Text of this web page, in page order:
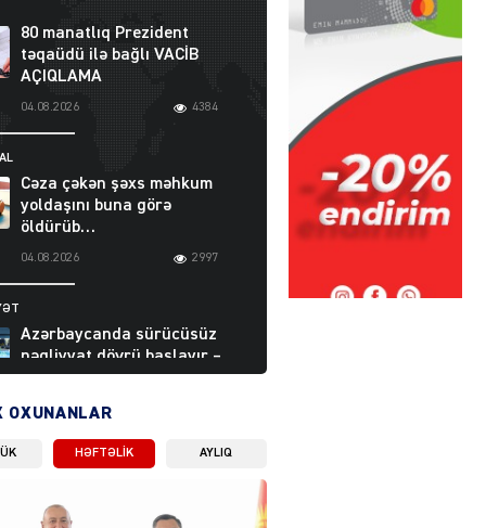
80 manatlıq Prezident
təqaüdü ilə bağlı VACİB
AÇIQLAMA
04.08.2026 4384
Cəza çəkən şəxs məhkum
yoldaşını buna görə
öldürüb…
04.08.2026 2997
Azərbaycanda sürücüsüz
nəqliyyat dövrü başlayır –
BELƏ işləyəcək
04.08.2026
layihəsi ilə bağlı AÇIQLAMA
OXUNANLAR
HƏFTƏLIK AYLIQ